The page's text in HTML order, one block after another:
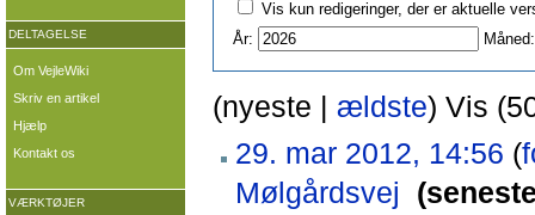
Vis kun redigeringer, der er aktuelle
År:
Måned:
(nyeste | ældste) Vis
29. mar 2012, 14:56 (
Mølgårdsvej
DELTAGELSE
Om VejleWiki
Skriv en artikel
Hjælp
Kontakt os
VÆRKTØJER